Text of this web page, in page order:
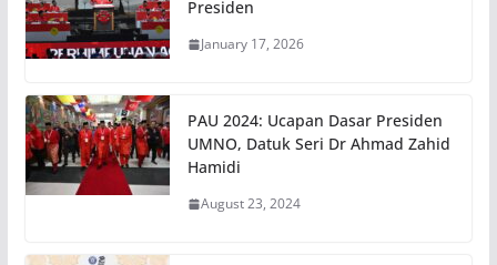
Presiden
January 17, 2026
PAU 2024: Ucapan Dasar Presiden
UMNO, Datuk Seri Dr Ahmad Zahid
Hamidi
August 23, 2024